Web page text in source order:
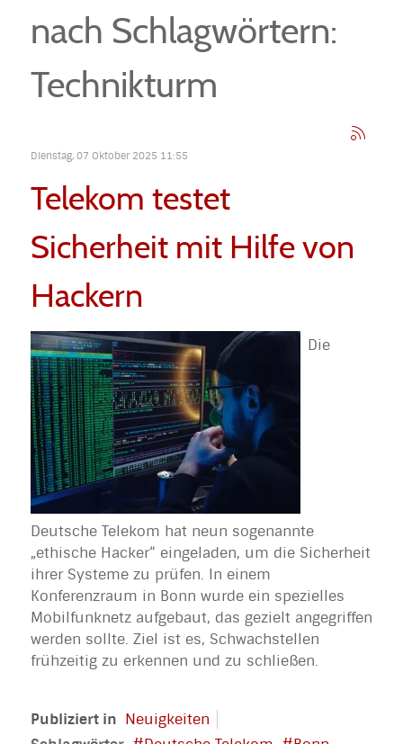
nach Schlagwörtern:
Technikturm
Dienstag, 07 Oktober 2025 11:55
Telekom testet
Sicherheit mit Hilfe von
Hackern
Die
Deutsche Telekom hat neun sogenannte
„ethische Hacker“ eingeladen, um die Sicherheit
ihrer Systeme zu prüfen. In einem
Konferenzraum in Bonn wurde ein spezielles
Mobilfunknetz aufgebaut, das gezielt angegriffen
werden sollte. Ziel ist es, Schwachstellen
frühzeitig zu erkennen und zu schließen.
Publiziert in Neuigkeiten